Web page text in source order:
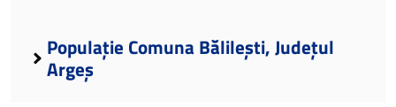
Populație Comuna Bălilești, Județul
Argeș